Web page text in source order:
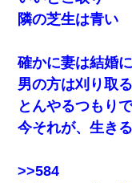
隣の芝生は青い
確かに妻は結婚
男の方は刈り取
とんやるつもりで
今それが、生きる
>>584